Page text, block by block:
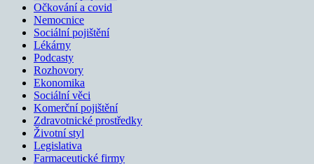
Očkování a covid
Nemocnice
Sociální pojištění
Lékárny
Podcasty
Rozhovory
Ekonomika
Sociální věci
Komerční pojištění
Zdravotnické prostředky
Životní styl
Legislativa
Farmaceutické firmy